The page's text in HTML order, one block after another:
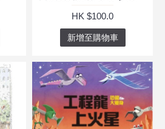
HK $100.0
新增至購物車